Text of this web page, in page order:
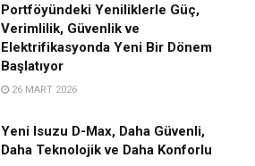
Portföyündeki Yeniliklerle Güç,
Verimlilik, Güvenlik ve
Elektrifikasyonda Yeni Bir Dönem
Başlatıyor
26 MART 2026
Yeni Isuzu D-Max, Daha Güvenli,
Daha Teknolojik ve Daha Konforlu